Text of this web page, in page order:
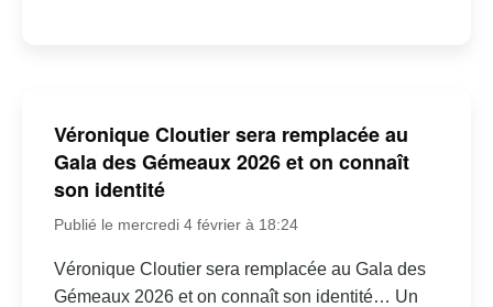
Véronique Cloutier sera remplacée au
Gala des Gémeaux 2026 et on connaît
son identité
Publié le mercredi 4 février à 18:24
Véronique Cloutier sera remplacée au Gala des
Gémeaux 2026 et on connaît son identité… Un